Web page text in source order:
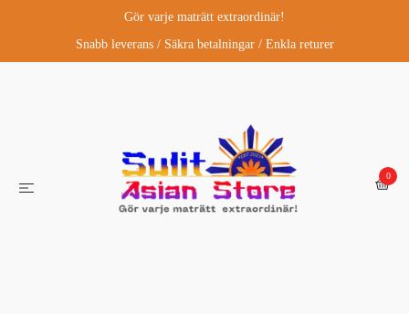
Gör varje maträtt extraordinär!
Snabb leverans / Säkra betalningar / Enkla returer
0